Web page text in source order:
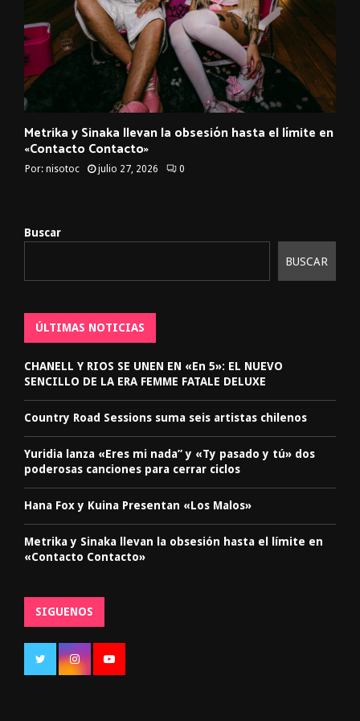
Metrika y Sinaka llevan la obsesión hasta el límite en
«Contacto Contacto»
Por: nisotoc julio 27, 2026 0
Buscar
BUSCAR
ÚLTIMAS NOTICIAS
CHANELL Y RIOS SE UNEN EN «En 5»: EL NUEVO
SENCILLO DE LA ERA FEMME FATALE DELUXE
Country Road Sessions suma seis artistas chilenos
Yuridia lanza «Eres mi nada” y «Ty pasado y tú» dos
poderosas canciones para cerrar ciclos
Hana Fox y Kuina Presentan «Los Malos»
Metrika y Sinaka llevan la obsesión hasta el límite en
«Contacto Contacto»
SIGUENOS